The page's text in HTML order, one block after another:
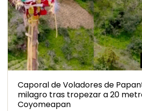
Caporal de Voladores de
milagro tras tropezar a 20
Coyomeapan